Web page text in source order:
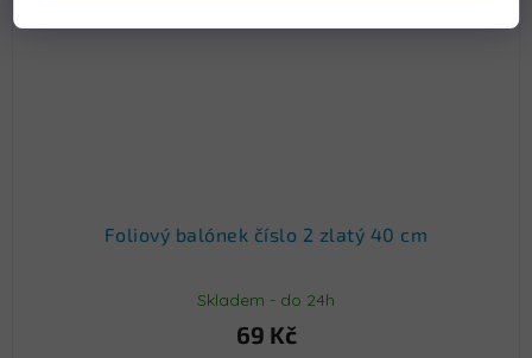
Foliový balónek číslo 2 zlatý 40 cm
Skladem - do 24h
69 Kč